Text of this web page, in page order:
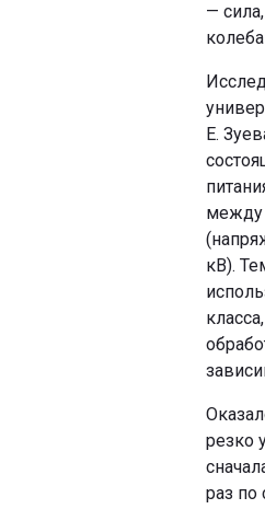
—
Е.
между
кВ).
резко
раз по